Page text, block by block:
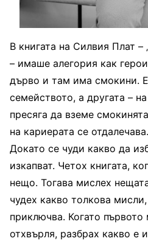
В книгата на Силвия Плат –
– имаше алегория как
дърво и там има смокини.
семейството, а другата –
пресяга да вземе
на кариерата се
Докато се чуди какво да
изкапват. Четох книгата,
нещо. Тогава мислех
чудех какво толкова
приключва. Когато
отхвърля, разбрах какво е